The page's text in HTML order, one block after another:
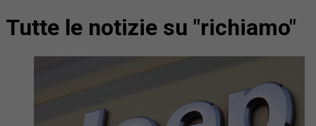
Tutte le notizie su "richiamo"